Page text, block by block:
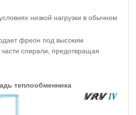
низкой нагрузки в обычном
фреон под высоким
спирали, предотвращая
теплообменника